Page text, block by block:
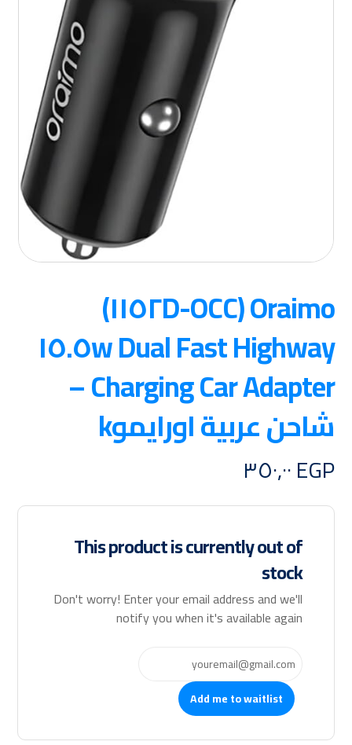
Oraimo (OCC-١١٥٢D)
Highway ١٥.٥w Dual Fast
Charging Car Adapter –
شاحن عربية اورايموk
EGP
This product is currently out of
stock
Don't worry! Enter your email address and we'll
notify you when it's available again
Add me to waitlist